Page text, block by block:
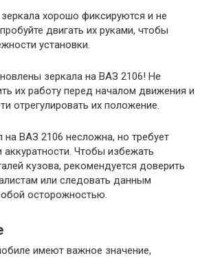
хорошо фиксируются и не
двигать их руками, чтобы
установки.
зеркала на ВАЗ 2106! Не
их работу перед началом движения и
отрегулировать их положение.
на ВАЗ 2106 несложна, но требует
аккуратности. Чтобы избежать
кузова, рекомендуется доверить
или следовать данным
осторожностью.
имеют важное значение,